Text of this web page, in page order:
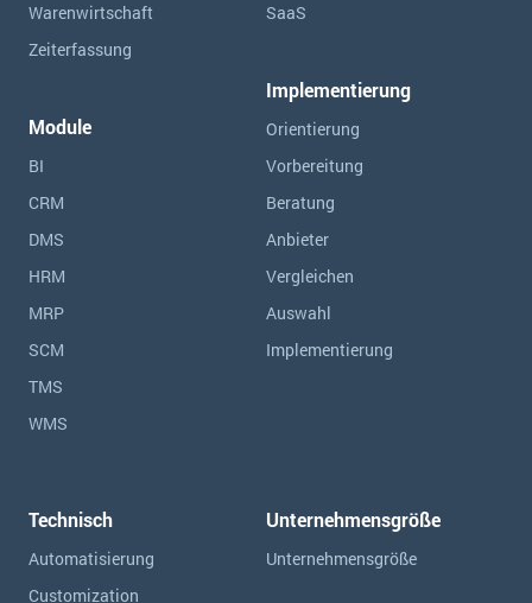
Warenwirtschaft
Zeiterfassung
Module
BI
CRM
DMS
HRM
MRP
SCM
TMS
WMS
SaaS
Implementierung
Orientierung
Vorbereitung
Beratung
Anbieter
Vergleichen
Auswahl
Implementierung
Technisch
Automatisierung
Customization
Unternehmensgröße
Unternehmensgröße